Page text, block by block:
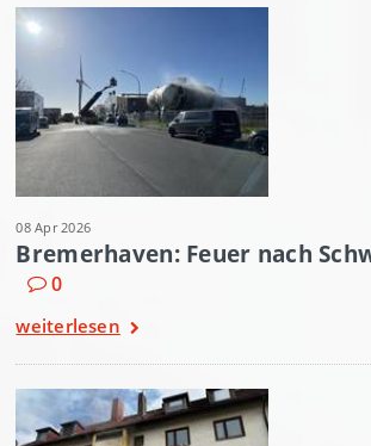
08 Apr 2026
Bremerhaven: Feuer nach
0
weiterlesen